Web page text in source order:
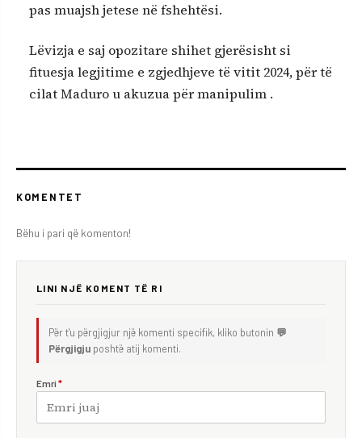
pas muajsh jetese në fshehtësi.
Lëvizja e saj opozitare shihet gjerësisht si
fituesja legjitime e zgjedhjeve të vitit 2024, për të
cilat Maduro u akuzua për manipulim .
KOMENTET
Bëhu i pari që komenton!
LINI NJË KOMENT TË RI
Për t'u përgjigjur një komenti specifik, kliko butonin 💬
Përgjigju poshtë atij komenti.
Emri *